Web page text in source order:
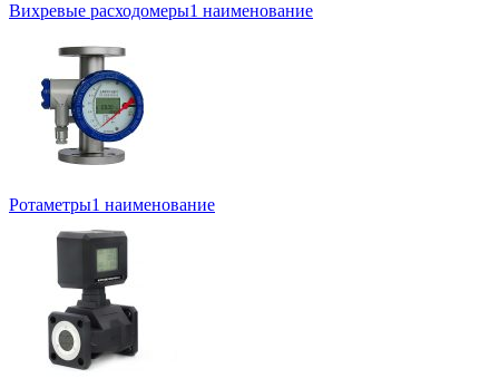
Вихревые расходомеры1 наименование
Ротаметры1 наименование